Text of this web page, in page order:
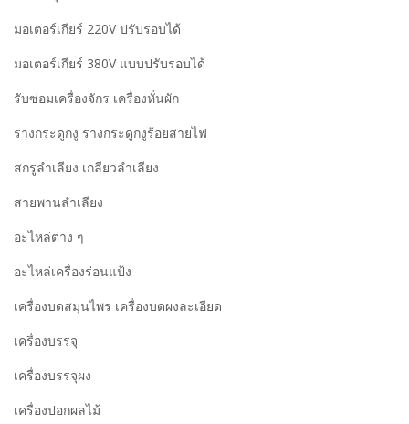
มอเตอร์เกียร์ 220V ปรับรอบได้
มอเตอร์เกียร์ 380V แบบปรับรอบได้
รับซ่อมเครื่องจักร เครื่องหั่นผัก
รางกระดูกงู รางกระดูกงูร้อยสายไฟ
สกรูลำเลียง เกลียวลำเลียง
สายพานลำเลียง
อะไหล่ต่าง ๆ
อะไหล่เครื่องร่อนแป้ง
เครื่องบดสมุนไพร เครื่องบดผงละเอียด
เครื่องบรรจุ
เครื่องบรรจุผง
เครื่องปอกผลไม้